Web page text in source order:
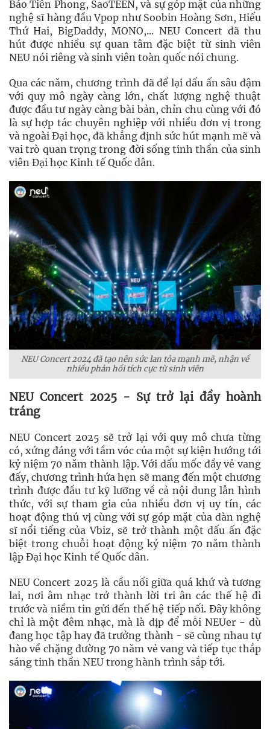
Báo Tiền Phong, SaoTEEN, và sự góp mặt của những
nghệ sĩ hàng đầu Vpop như Soobin Hoàng Sơn, Hiếu
Thứ Hai, BigDaddy, MONO,... NEU Concert đã thu
hút được nhiều sự quan tâm đặc biệt từ sinh viên
NEU nói riêng và sinh viên toàn quốc nói chung.
Qua các năm, chương trình đã để lại dấu ấn sâu đậm
với quy mô ngày càng lớn, chất lượng nghệ thuật
được đầu tư ngày càng bài bản, chỉn chu cùng với đó
là sự hợp tác chuyên nghiệp với nhiều đơn vị trong
và ngoài Đại học, đã khẳng định sức hút mạnh mẽ và
vai trò quan trọng trong đời sống tinh thần của sinh
viên Đại học Kinh tế Quốc dân.
NEU Concert 2024 đã tạo nên sức lan tỏa mạnh mẽ, nhận về
nhiều phản hồi tích cực từ sinh viên
NEU Concert 2025 - Sự trở lại đầy hoành
tráng
NEU Concert 2025 sẽ trở lại với quy mô chưa từng
có, xứng đáng với tầm vóc của một sự kiện hướng tới
kỷ niệm 70 năm thành lập. Với dấu mốc đầy vẻ vang
đấy, chương trình hứa hẹn sẽ mang đến một chương
trình được đầu tư kỹ lưỡng về cả nội dung lẫn hình
thức, với sự tham gia của nhiều đơn vị uy tín, các
hoạt động thú vị cùng với sự góp mặt của dàn nghệ
sĩ nổi tiếng của Vbiz, sẽ trở thành một dấu ấn đặc
biệt trong chuỗi hoạt động kỷ niệm 70 năm thành
lập Đại học Kinh tế Quốc dân.
NEU Concert 2025 là cầu nối giữa quá khứ và tương
lai, nơi âm nhạc trở thành lời tri ân các thế hệ đi
trước và niềm tin gửi đến thế hệ tiếp nối. Đây không
chỉ là một đêm nhạc, mà là dịp để mỗi NEUer - dù
đang học tập hay đã trưởng thành - sẽ cùng nhau tự
hào về chặng đường 70 năm vẻ vang và tiếp tục thắp
sáng tinh thần NEU trong hành trình sắp tới.